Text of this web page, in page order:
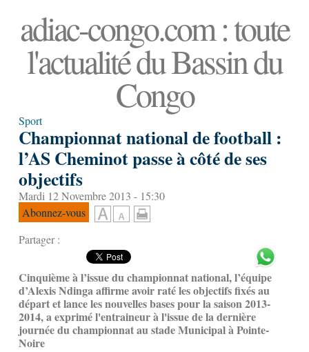
adiac-congo.com : toute
l'actualité du Bassin du
Congo
Sport
Championnat national de football :
l’AS Cheminot passe à côté de ses
objectifs
Mardi 12 Novembre 2013 - 15:30
Abonnez-vous
Partager :
Cinquième à l’issue du championnat national, l’équipe
d’Alexis Ndinga affirme avoir raté les objectifs fixés au
départ et lance les nouvelles bases pour la saison 2013-
2014, a exprimé l'entraineur à l'issue de la dernière
journée du championnat au stade Municipal à Pointe-
Noire